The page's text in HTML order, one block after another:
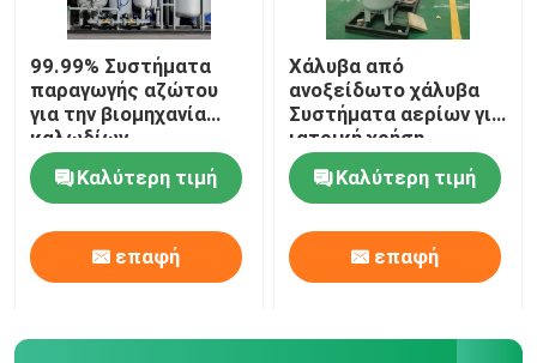
Καθαριστικό αερίων αζώτου
Κρεκάρισμα μεθανόλης
Γεννήτρια υδρογόνου PSA
Συσκευή ανάμιξης βιομηχανικών αερίων
99.99% Συστήματα
παραγωγής αζώτου
για την βιομηχανία
καλωδίων
Καλύτερη τιμή
επαφή
Χάλυβα από
ανοξείδωτο χάλυβα
Συστήματα αερίων για
ιατρική χρήση
Καλύτερη τιμή
επαφή